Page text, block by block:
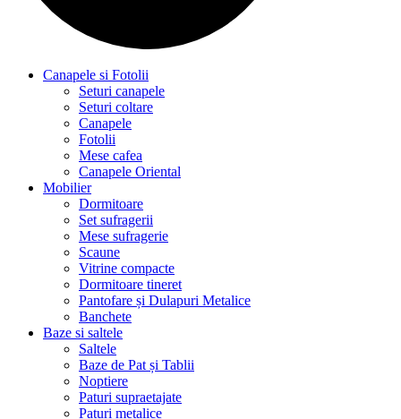
Canapele si Fotolii
Seturi canapele
Seturi coltare
Canapele
Fotolii
Mese cafea
Canapele Oriental
Mobilier
Dormitoare
Set sufragerii
Mese sufragerie
Scaune
Vitrine compacte
Dormitoare tineret
Pantofare și Dulapuri Metalice
Banchete
Baze si saltele
Saltele
Baze de Pat și Tablii
Noptiere
Paturi supraetajate
Paturi metalice